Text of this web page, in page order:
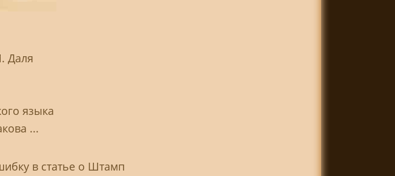
Даля
языка
...
в статье о Штамп